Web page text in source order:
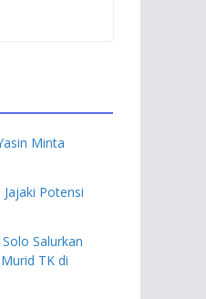
Minta
Potensi
Salurkan
TK di